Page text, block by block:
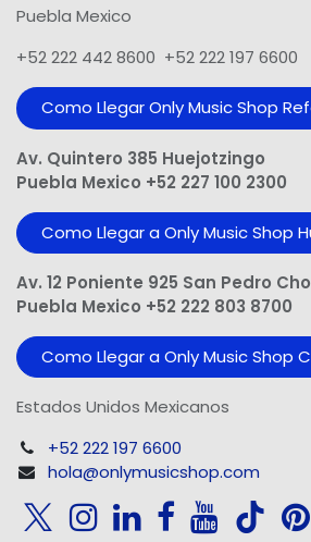
Puebla Mexico
+52 222 442 8600 +52 222 197 6600
Como Llegar Only Music Shop​
Av. Quintero 385 Huejotzingo
Puebla Mexico +52 227 100 2300
Como Llegar a Only Music Shop
Av. 12 Poniente 925 San Pedro
Puebla Mexico +52 222 803 8700
Como Llegar a Only Music Shop
Estados Unidos Mexicanos
+52 222 197 6600
hola@onlymusicshop.com